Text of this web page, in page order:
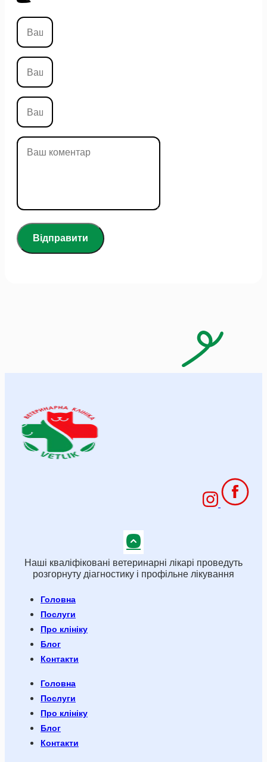
Відправити
Наші кваліфіковані ветеринарні лікарі проведуть
розгорнуту діагностику і профільне лікування
Головна
Послуги
Про клініку
Блог
Контакти
Головна
Послуги
Про клініку
Блог
Контакти